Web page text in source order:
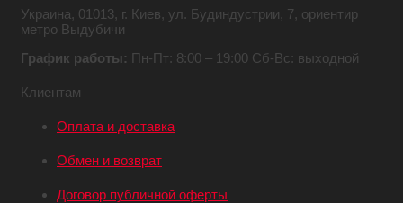
Украина, 01013, г. Киев, ул. Будиндустрии, 7, ориентир
метро Выдубичи
График работы: Пн-Пт: 8:00 – 19:00 Сб-Вс: выходной
Клиентам
Оплата и доставка
Обмен и возврат
Договор публичной оферты